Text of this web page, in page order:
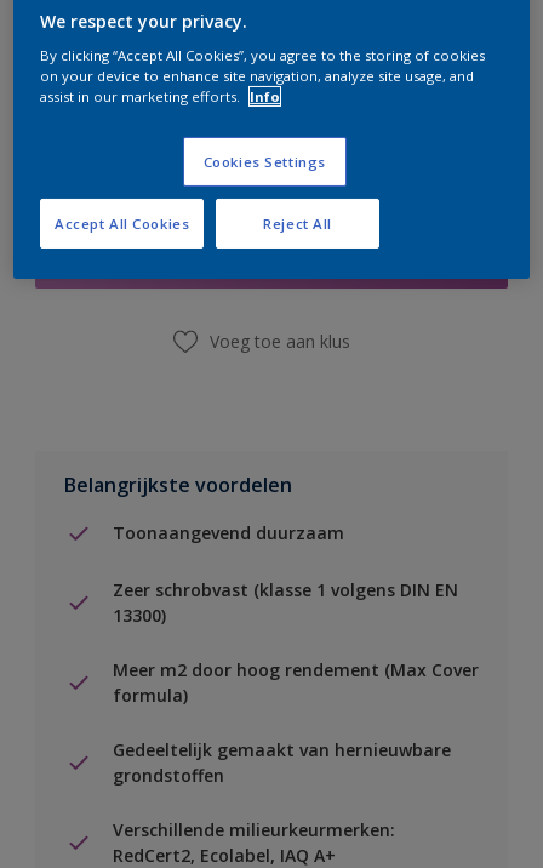
te bestellen. Houd de website in de gaten, we werken
er hard aan om de voorraad aan te vullen.
Boodschappenlijst
Voeg toe aan klus
Belangrijkste voordelen
Toonaangevend duurzaam
Zeer schrobvast (klasse 1 volgens DIN EN
13300)
Meer m2 door hoog rendement (Max Cover
formula)
Gedeeltelijk gemaakt van hernieuwbare
grondstoffen
Verschillende milieurkeurmerken:
RedCert2, Ecolabel, IAQ A+
We respect your privacy.
By clicking “Accept All Cookies”, you agree to the storing of cookies
on your device to enhance site navigation, analyze site usage, and
assist in our marketing efforts.
Info
Cookies Settings
Reject All
Accept All Cookies